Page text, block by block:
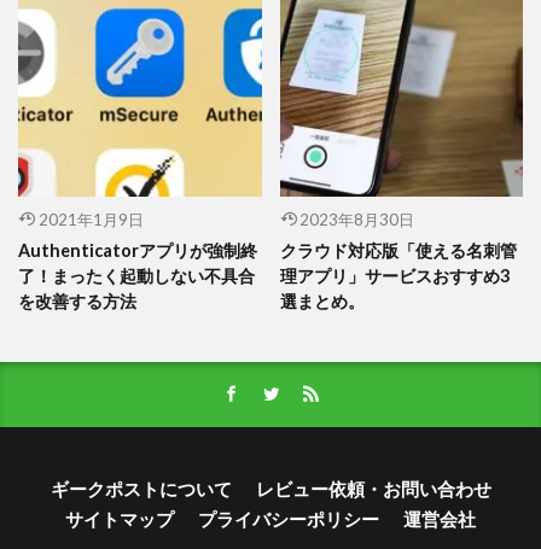
2021年1月9日
Authenticatorアプリが強制終
了！まったく起動しない不具合
を改善する方法
2023年8月30日
クラウド対応版「使える名刺管
理アプリ」サービスおすすめ3
選まとめ。
ギークポストについて
レビュー依頼・お問い合わせ
サイトマップ
プライバシーポリシー 運営会社